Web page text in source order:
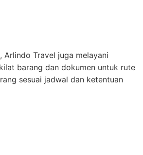
Arlindo Travel juga melayani
barang dan dokumen untuk rute
sesuai jadwal dan ketentuan